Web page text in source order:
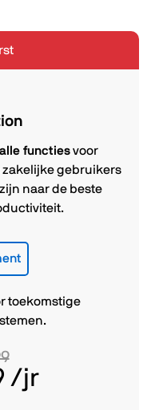
functiesvoor
gebruikers
naar de beste
toekomstige
/jr